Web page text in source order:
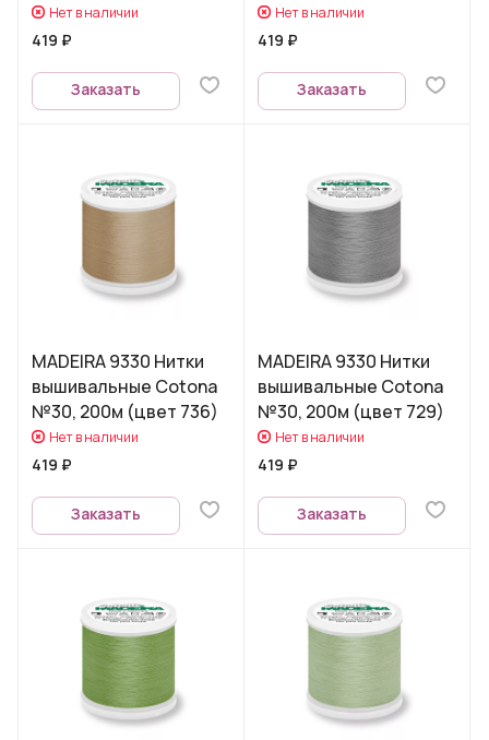
Нет в наличии
419 ₽
Заказать
Нет в наличии
419 ₽
Заказать
MADEIRA 9330 Нитки
вышивальные Cotona
№30, 200м (цвет 736)
Нет в наличии
419 ₽
Заказать
MADEIRA 9330 Нитки
вышивальные Cotona
№30, 200м (цвет 729)
Нет в наличии
419 ₽
Заказать